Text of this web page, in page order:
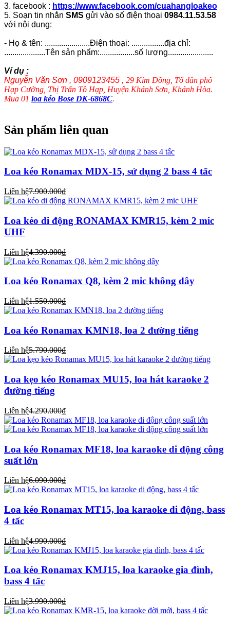
3. facebook : https://www.facebook.com/cuahangloakeo
5. Soạn tin nhắn SMS gửi vào số điện thoại 0984.11.53.58
với nội dung:
- Họ & tên: ......................Điện thoại: ................địa chỉ:
....................Tên sản phẩm:.................số lượng......................
Ví dụ :
Nguyễn Văn Sơn , 0909123455 , 29 Kim Đồng, Tổ dân phố
Hạp Cường, Thị Trấn Tô Hạp, Huyện Khánh Sơn, Khánh Hòa.
Mua 01 loa kéo Bose DK-6868C.
Sản phẩm liên quan
Loa kéo Ronamax MDX-15, sử dụng 2 bass 4 tấc
Liên hệ7.900.000₫
Loa kéo di động RONAMAX KMR15, kèm 2 mic
UHF
Liên hệ4.390.000₫
Loa kéo Ronamax Q8, kèm 2 mic không dây
Liên hệ1.550.000₫
Loa kéo Ronamax KMN18, loa 2 đường tiếng
Liên hệ5.790.000₫
Loa kẹo kéo Ronamax MU15, loa hát karaoke 2
đường tiếng
Liên hệ4.290.000₫
Loa kéo Ronamax MF18, loa karaoke di động công
suất lớn
Liên hệ6.090.000₫
Loa kéo Ronamax MT15, loa karaoke di động, bass
4 tấc
Liên hệ4.990.000₫
Loa kéo Ronamax KMJ15, loa karaoke gia đình,
bass 4 tấc
Liên hệ3.990.000₫